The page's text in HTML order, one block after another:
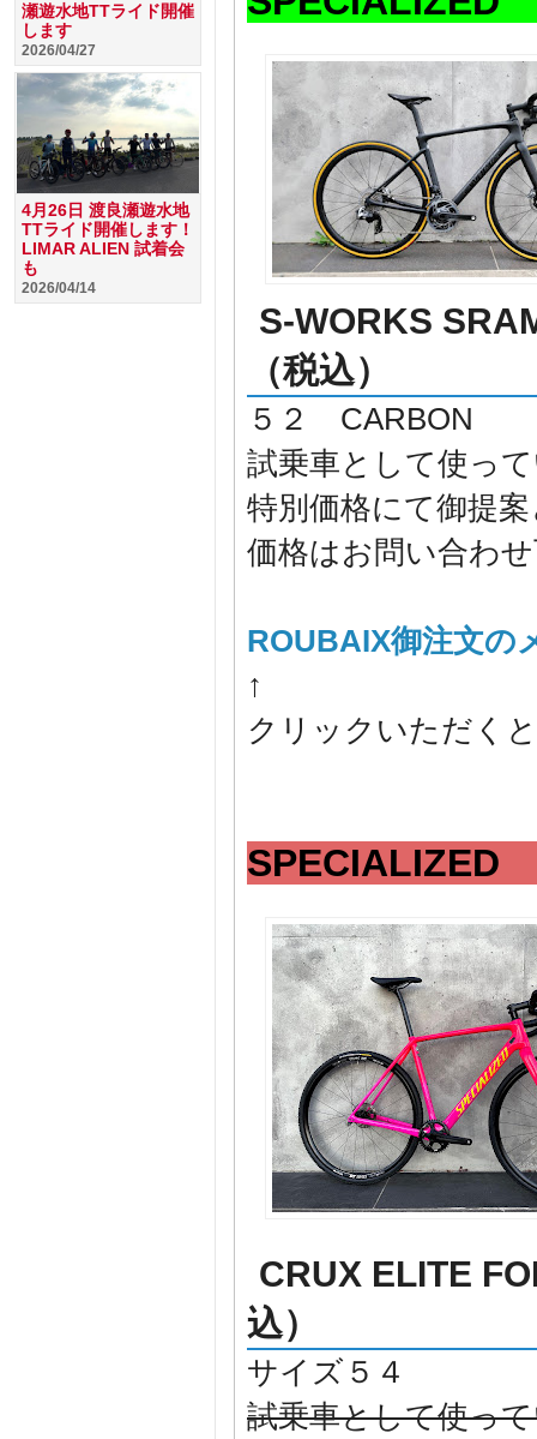
S-WORKS
（税込）
５２ CARBON
試乗車として使っ
特別価格にて御提
価格はお問い合わ
ROUBAIX御注文の
↑
クリックいただく
SPECIALIZED
CRUX ELITE
込）
サイズ５４
試乗車として使っ
瀬遊水地TTライド開催
します
2026/04/27
4月26日 渡良瀬遊水地
TTライド開催します！
LIMAR ALIEN 試着会
も
2026/04/14